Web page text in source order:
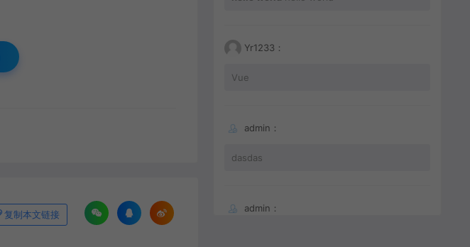
复制本文链接
Yr1233：
Vue
admin：
dasdas
admin：